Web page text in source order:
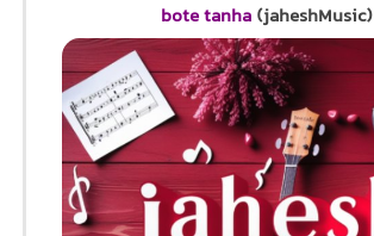
bote tanha (jaheshMusic)